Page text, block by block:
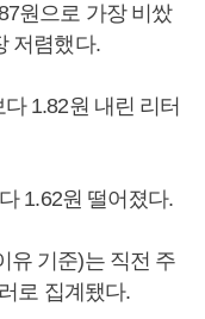
원으로 가장 비쌌
저렴했다.
1.82원 내린 리터
1.62원 떨어졌다.
유 기준)는 직전 주
로 집계됐다.